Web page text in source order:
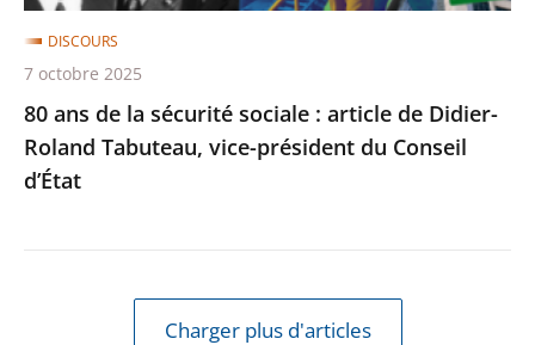
Didier-
Roland
Tabuteau,
vice-
président
du
80 ans de la sécurité sociale : article de Didier-
Roland Tabuteau, vice-président du Conseil
d’État
DISCOURS
7 octobre 2025
Charger plus d'articles